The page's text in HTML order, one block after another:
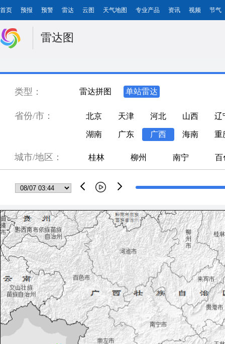
首页 预报 预警 雷达 云图 天气地图 专业产品 资讯 视频 节气
雷达图
类型： 雷达拼图 单站雷达
省份/市： 北京 天津 河北 山西 辽
湖南 广东 广西 海南 重
城市/地区： 桂林 柳州 南宁 百